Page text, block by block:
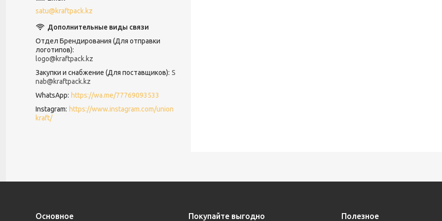
satu@kraftpack.kz
Отдел Брендирования (Для отправки
логотипов)
logo@kraftpack.kz
Закупки и снабжение (Для поставщиков) S
nab@kraftpack.kz
WhatsApp
https://wa.me/77769093533
Instagram
https://www.instagram.com/union
kraft/
Основное Покупайте выгодно Полезное